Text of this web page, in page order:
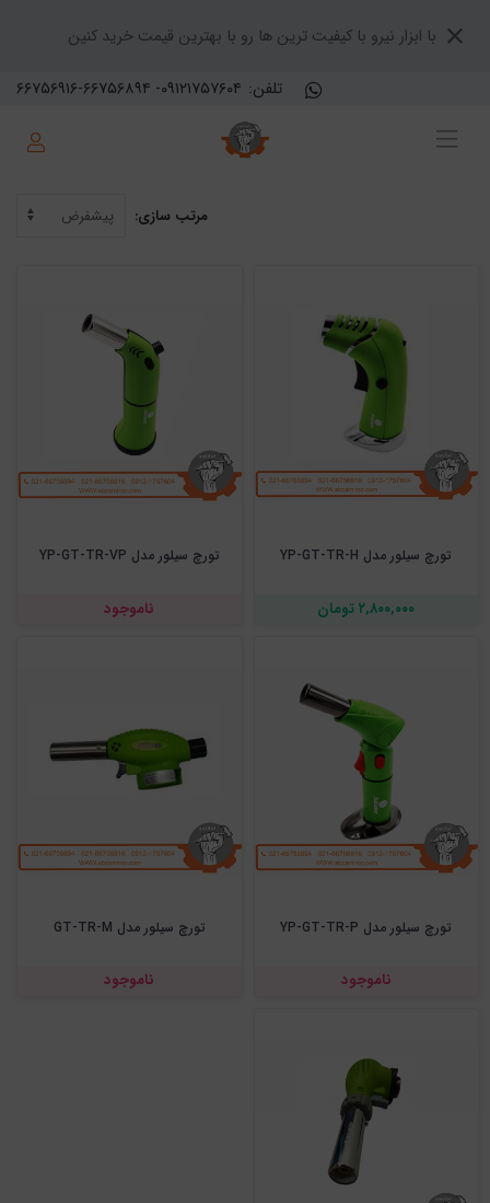
با ابزار نیرو با کیفیت ترین ها رو با بهترین قیمت خرید کنین
تلفن: ۶۶۷۵۶۹۱۶-۶۶۷۵۶۸۹۴ -۰۹۱۲۱۷۵۷۶۰۴
مرتب سازی:
تورچ سیلور مدل YP-GT-TR-H
۲,۸۰۰,۰۰۰ تومان
تورچ سیلور مدل YP-GT-TR-VP
ناموجود
تورچ سیلور مدل YP-GT-TR-P
ناموجود
تورچ سیلور مدل GT-TR-M
ناموجود